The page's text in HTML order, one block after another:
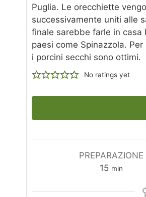
Puglia. Le orecchiette
successivamente uniti alle
finale sarebbe farle in casa
paesi come Spinazzola.
i porcini secchi sono ottimi.
No ratings yet
PREPARAZIONE
15minuti
min